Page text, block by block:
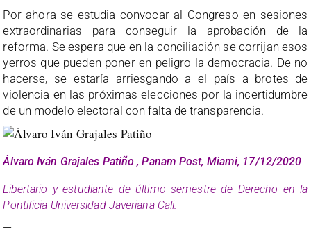
Por ahora se estudia convocar al Congreso en sesiones
extraordinarias para conseguir la aprobación de la
reforma. Se espera que en la conciliación se corrijan esos
yerros que pueden poner en peligro la democracia. De no
hacerse, se estaría arriesgando a el país a brotes de
violencia en las próximas elecciones por la incertidumbre
de un modelo electoral con falta de transparencia.
Álvaro Iván Grajales Patiño , Panam Post, Miami, 17/12/2020
Libertario y estudiante de último semestre de Derecho en la
Pontificia Universidad Javeriana Cali.
—